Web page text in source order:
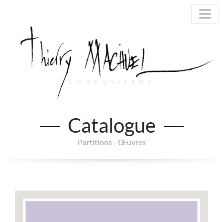
COMPOSITEUR
Main Navigation
Catalogue
Partitions - Œuvres